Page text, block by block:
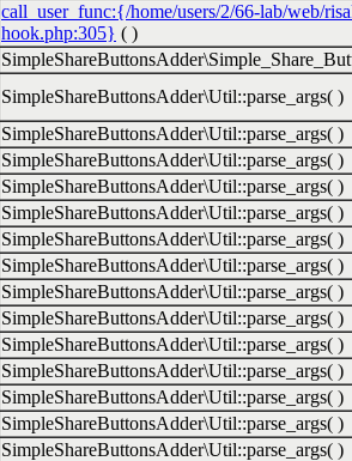
call_user_func:{/home/users/2/66-lab/web/
hook.php:305} ( )
SimpleShareButtonsAdder\Util::parse_args( )
SimpleShareButtonsAdder\Util::parse_args( )
SimpleShareButtonsAdder\Util::parse_args( )
SimpleShareButtonsAdder\Util::parse_args( )
SimpleShareButtonsAdder\Util::parse_args( )
SimpleShareButtonsAdder\Util::parse_args( )
SimpleShareButtonsAdder\Util::parse_args( )
SimpleShareButtonsAdder\Util::parse_args( )
SimpleShareButtonsAdder\Util::parse_args( )
SimpleShareButtonsAdder\Util::parse_args( )
SimpleShareButtonsAdder\Util::parse_args( )
SimpleShareButtonsAdder\Util::parse_args( )
SimpleShareButtonsAdder\Util::parse_args( )
SimpleShareButtonsAdder\Util::parse_args( )